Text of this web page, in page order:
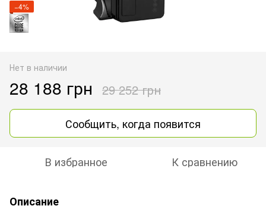
−4%
Нет в наличии
28 188 грн 29 252 грн
Сообщить, когда появится
В избранное К сравнению
Описание